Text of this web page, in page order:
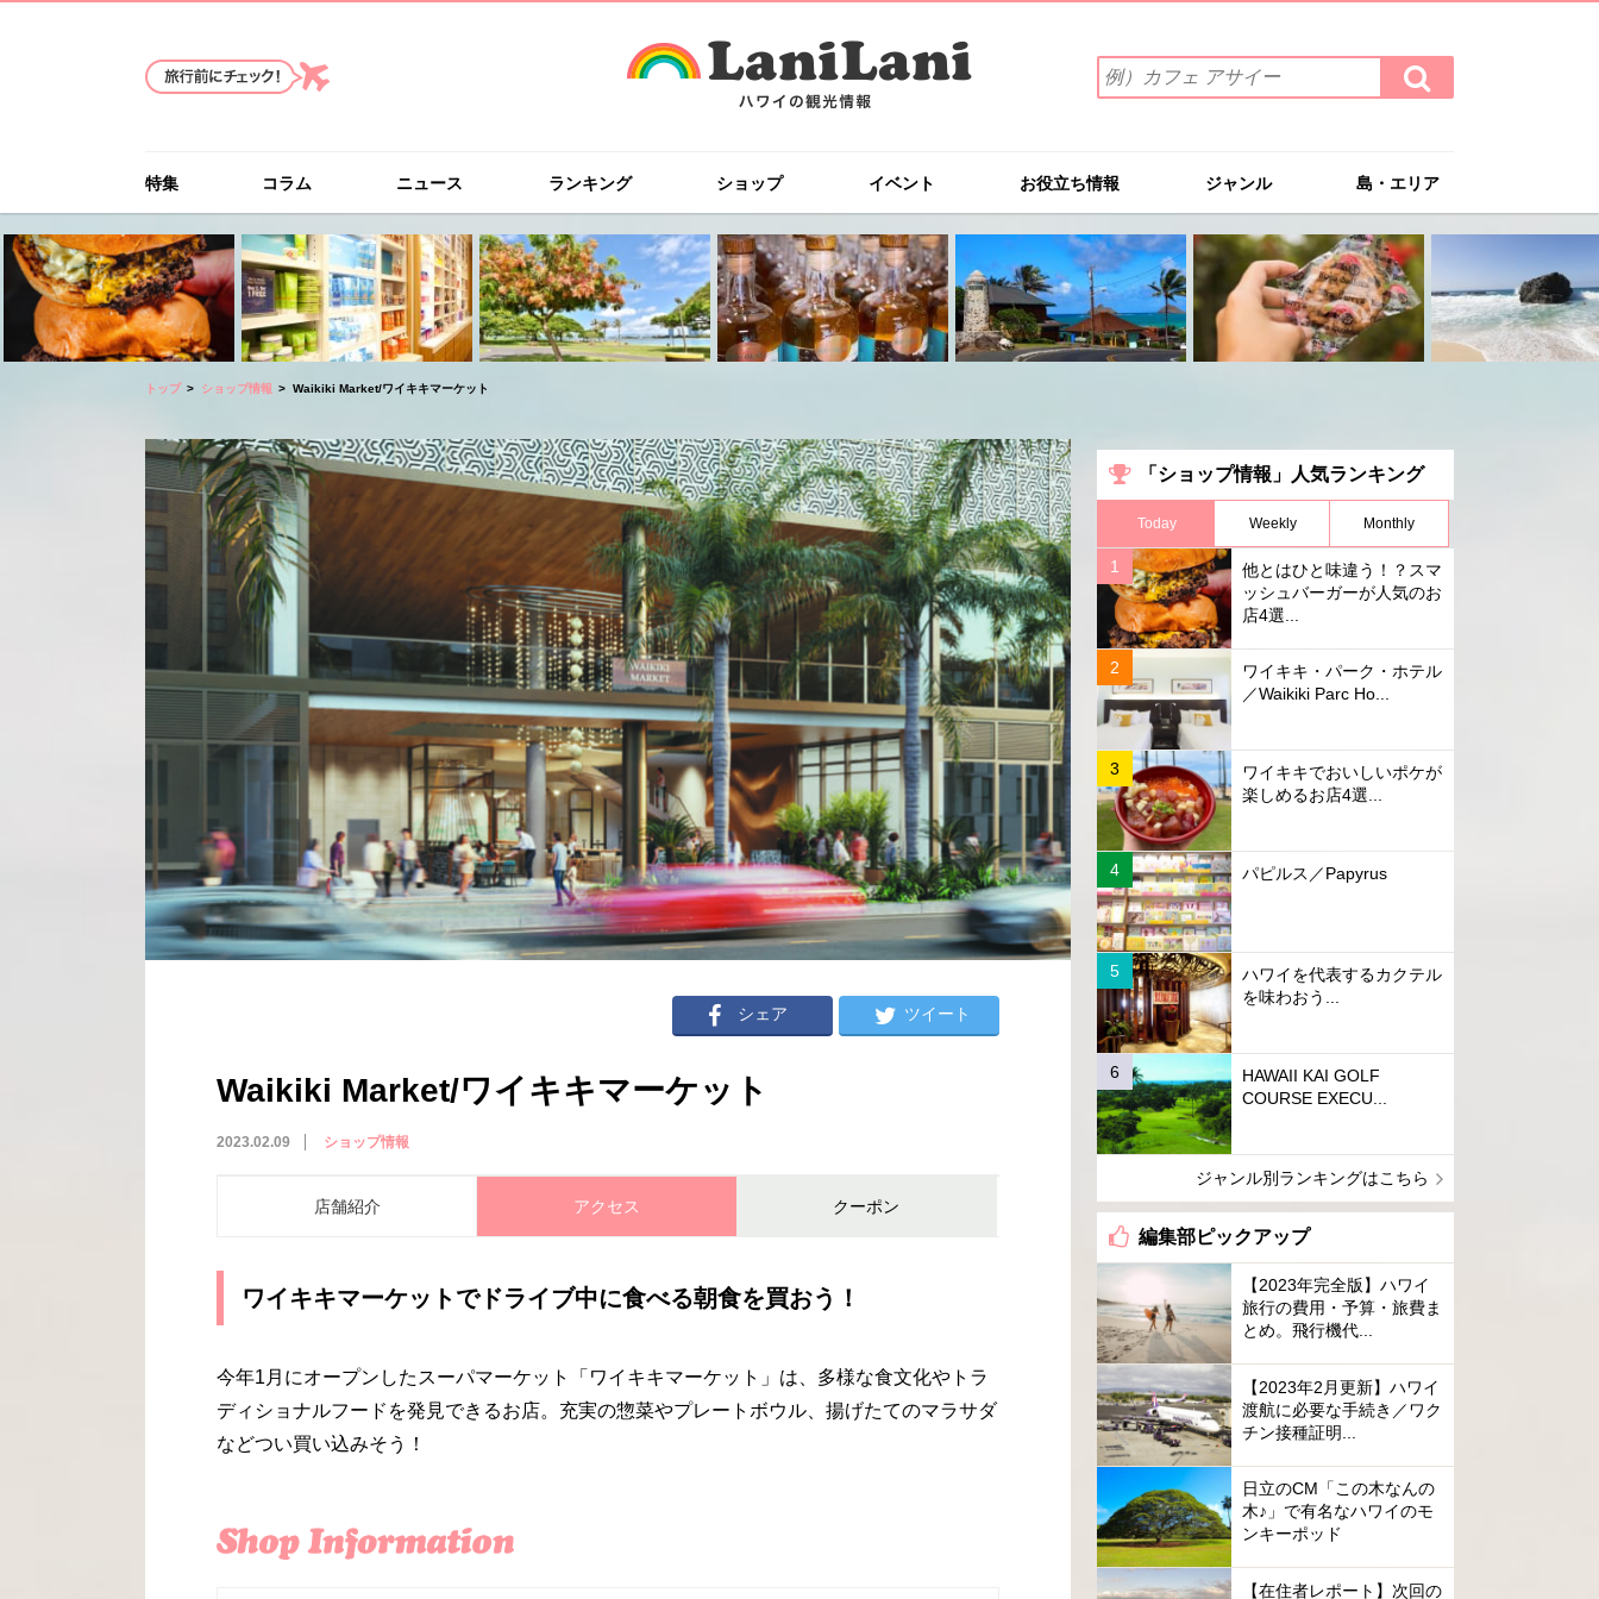
索
ワ
を
入
力
(例）
カ
フ
ェ
イ
ー
検
索
す
特集 コラム ニュース ランキング ショップ イベント お役立ち情報 ジャンル 島・エリア
トップ ショップ情報 Waikiki Market/ワイキキマーケット
シェア ツイート
Waikiki Market/ワイキキマーケット
2023.02.09 ショップ情報
店舗紹介 アクセス クーポン
ワイキキマーケットでドライブ中に食べる朝食を買おう！
今年1 月にオープンしたスーパマーケット「ワイキキマーケット」は、多様な食文化やトラ
ディショナルフードを発見できるお店。充実の惣菜やプレートボウル、揚げたてのマラサダ
などつい買い込みそう！
「ショップ情報」人気ランキング
Today Weekly Monthly
他とはひと味違う！？スマ
ッシュバーガーが人気のお
店4選...
ワイキキ・パーク・ホテル
／Waikiki Parc Ho...
ワイキキでおいしいポケが
楽しめるお店4選...
パピルス／Papyrus
ハワイを代表するカクテル
を味わおう...
HAWAII KAI GOLF
COURSE EXECU...
ジャンル別ランキングはこちら
編集部ピックアップ
【2023年完全版】ハワイ
旅行の費用・予算・旅費ま
とめ。飛行機代...
【2023年2月更新】ハワイ
渡航に必要な手続き／ワク
チン接種証明...
日立のCM「この木なんの
木♪」で有名なハワイのモ
ンキーポッド
【在住者レポート】次回の